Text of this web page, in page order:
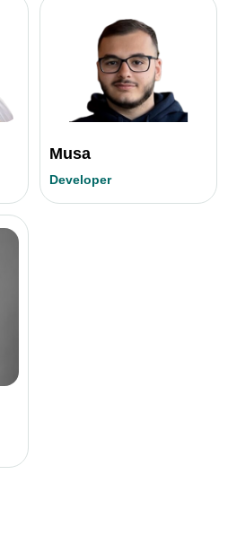
Musa
Developer